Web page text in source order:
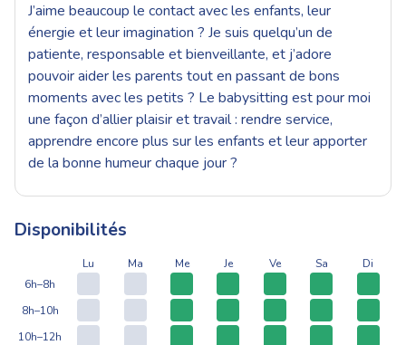
J’aime beaucoup le contact avec les enfants, leur
énergie et leur imagination ? Je suis quelqu’un de
patiente, responsable et bienveillante, et j’adore
pouvoir aider les parents tout en passant de bons
moments avec les petits ? Le babysitting est pour moi
une façon d’allier plaisir et travail : rendre service,
apprendre encore plus sur les enfants et leur apporter
de la bonne humeur chaque jour ?
Disponibilités
Lu Ma Me Je Ve Sa
Di
6h–8h
8h–10h
10h–12h